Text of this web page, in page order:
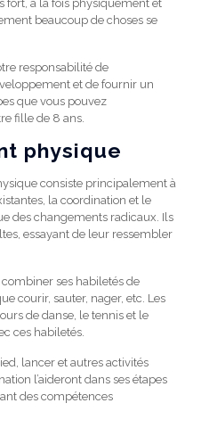
fort, à la fois physiquement et
beaucoup de choses se
responsabilité de
et de fournir un
que vous pouvez
fille de 8 ans.
physique
consiste principalement à
la coordination et le
des changements radicaux. Ils
essayant de leur ressembler
ses habiletés de
courir, sauter, nager, etc. Les
de danse, le tennis et le
ces habiletés.
lancer et autres activités
l’aideront dans ses étapes
des compétences